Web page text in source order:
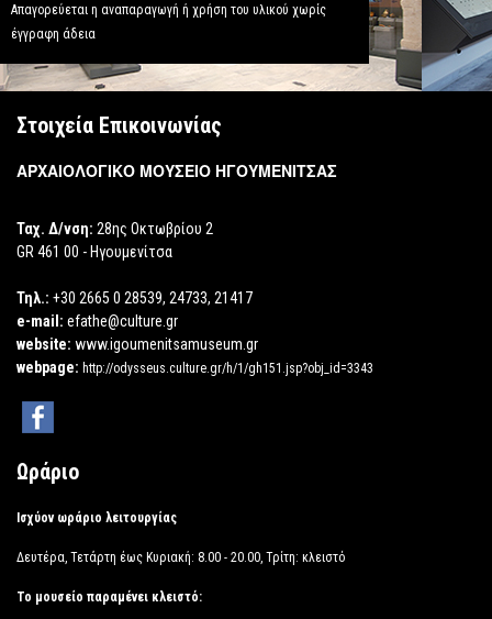
Απαγορεύεται η αναπαραγωγή ή χρήση του υλικού χωρίς
έγγραφη άδεια
Στοιχεία Επικοινωνίας
ΑΡΧΑΙΟΛΟΓΙΚΟ ΜΟΥΣΕΙΟ ΗΓΟΥΜΕΝΙΤΣΑΣ
Ταχ. Δ/νση: 28ης Οκτωβρίου 2
GR 461 00 - Ηγουμενίτσα
Τηλ.: +30 2665 0 28539, 24733, 21417
e-mail: efathe@culture.gr
website: www.igoumenitsamuseum.gr
webpage: http://odysseus.culture.gr/h/1/gh151.jsp?obj_id=3343
Ωράριο
Ισχύον ωράριο λειτουργίας
Δευτέρα, Τετάρτη έως Κυριακή: 8.00 - 20.00, Τρίτη: κλειστό
Το μουσείο παραμένει κλειστό: